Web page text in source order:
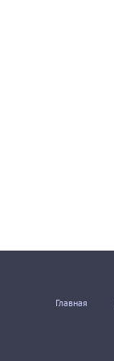
Главная